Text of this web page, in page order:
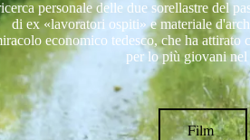
personale delle due sorellastre del
di ex «lavoratori ospiti» e materiale
economico tedesco, che ha
per lo più giovani nel
Film